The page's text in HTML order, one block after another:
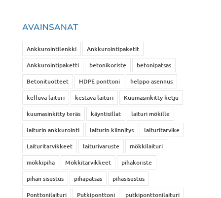
AVAINSANAT
Ankkurointilenkki
Ankkurointipaketit
Ankkurointipaketti
betonikoriste
betonipatsas
Betonituotteet
HDPE ponttoni
helppo asennus
kelluva laituri
kestävä laituri
Kuumasinkitty ketju
kuumasinkitty teräs
käyntisillat
laituri mökille
laiturin ankkurointi
laiturin kiinnitys
laituritarvike
Laituritarvikkeet
laiturivaruste
mökkilaituri
mökkipiha
Mökkitarvikkeet
pihakoriste
pihan sisustus
pihapatsas
pihasisustus
Ponttonilaituri
Putkiponttoni putkiponttonilaituri